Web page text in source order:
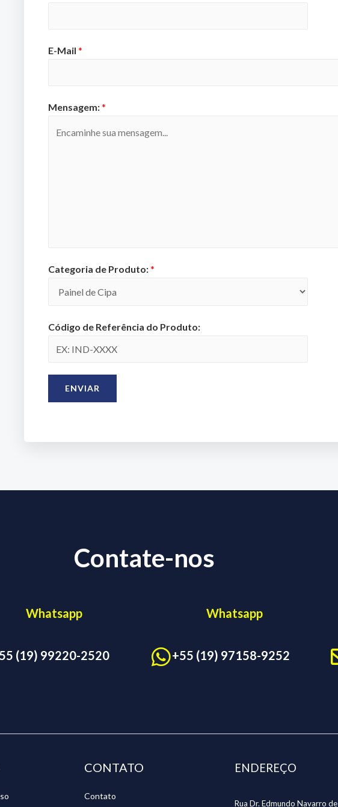
E-Mail *
Mensagem:*
Categoria de Produto:*
Código de Referência do Produto:
ENVIAR
Contate-nos
Whatsapp
(19) 99220-2520
Whatsapp
+55 (19) 97158-9252
CONTATO
Contato
ENDEREÇO
Rua Dr. Edmundo Navarro de